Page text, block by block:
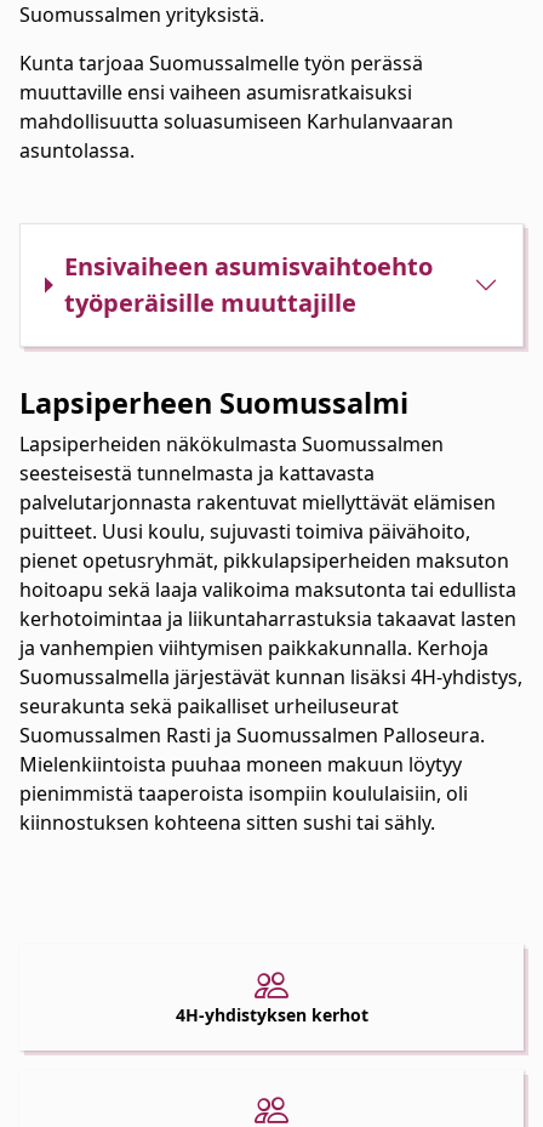
Suomussalmen yrityksistä.
Kunta tarjoaa Suomussalmelle työn perässä
muuttavilleensi vaiheen asumisratkaisuksi
mahdollisuutta soluasumiseen Karhulanvaaran
asuntolassa.
Ensivaiheen asumisvaihtoehto
työperäisille muuttajille
Lapsiperheen Suomussalmi
Lapsiperheiden näkökulmasta Suomussalmen
seesteisestä tunnelmasta ja kattavasta
palvelutarjonnasta rakentuvat miellyttävät elämisen
puitteet. Uusi koulu, sujuvasti toimiva päivähoito,
pienet opetusryhmät, pikkulapsiperheiden maksuton
hoitoapu sekä laaja valikoima maksutonta tai edullista
kerhotoimintaa ja liikuntaharrastuksia takaavat lasten
ja vanhempien viihtymisen paikkakunnalla. Kerhoja
Suomussalmella järjestävät kunnan lisäksi 4H-yhdistys,
seurakunta sekä paikalliset urheiluseurat
Suomussalmen Rasti ja Suomussalmen Palloseura.
Mielenkiintoista puuhaa moneen makuun löytyy
pienimmistä taaperoista isompiin koululaisiin, oli
kiinnostuksen kohteena sitten sushi tai sähly.
4H-yhdistyksen kerhot